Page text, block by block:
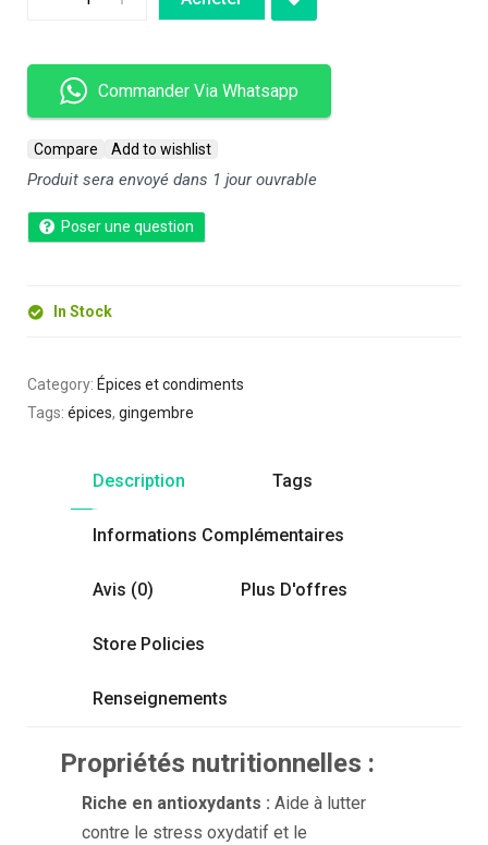
Commander Via Whatsapp
Compare Add to wishlist
Produit sera envoyé dans 1 jour ouvrable
Poser une question
In Stock
Category: Épices et condiments
Tags: épices, gingembre
Description Tags
Informations Complémentaires
Avis (0) Plus D'offres
Store Policies
Renseignements
Propriétés nutritionnelles :
Riche en antioxydants : Aide à lutter
contre le stress oxydatif et le